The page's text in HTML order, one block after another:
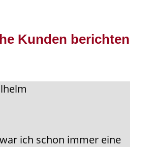
Kunden berichten
ich schon immer eine